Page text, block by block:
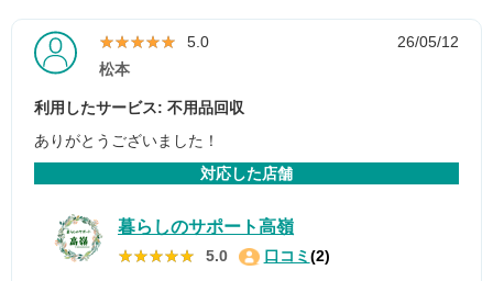
★★★★★
★★★★★ 5.0
26/05/12
松本
利用したサービス: 不用品回収
ありがとうございました！
対応した店舗
暮らしのサポート高嶺
★★★★★
★★★★★ 5.0 口コミ (2)